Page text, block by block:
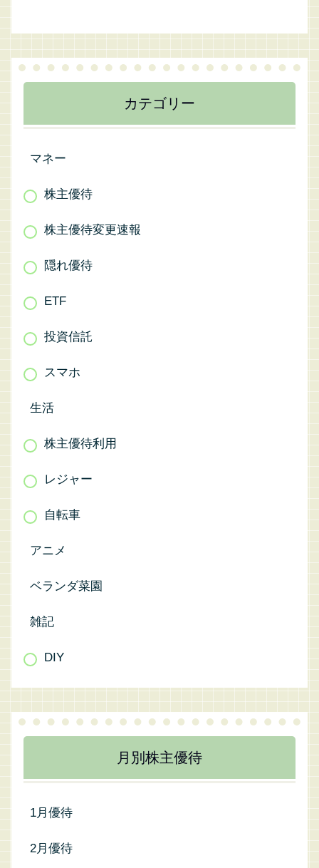
カテゴリー
マネー
株主優待
株主優待変更速報
隠れ優待
ETF
投資信託
スマホ
生活
株主優待利用
レジャー
自転車
アニメ
ベランダ菜園
雑記
DIY
月別株主優待
1月優待
2月優待